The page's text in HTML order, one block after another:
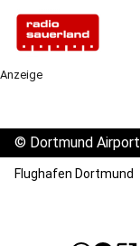
Anzeige
© Dortmund Airport
Flughafen Dortmund